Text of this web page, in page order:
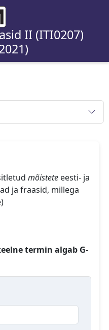
II (ITI0207)
mõistete eesti- ja
ja fraasid, millega
termin algab G-